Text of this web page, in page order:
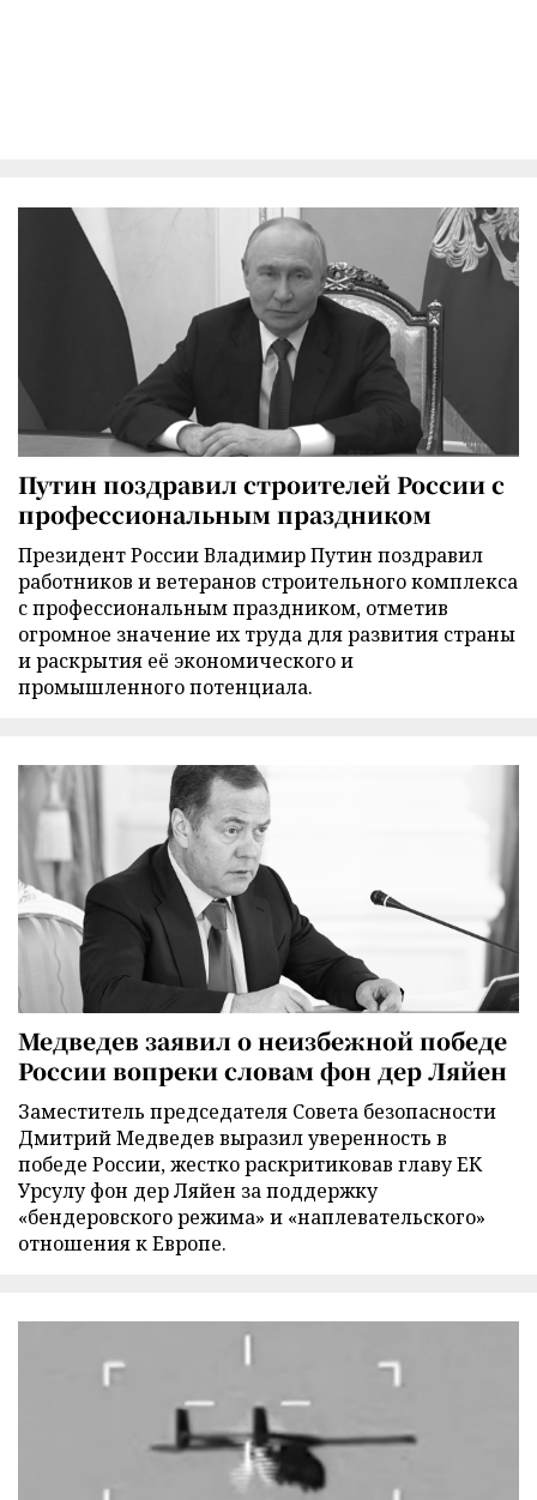
Путин поздравил строителей России с
профессиональным праздником
Президент России Владимир Путин поздравил
работников и ветеранов строительного комплекса
с профессиональным праздником, отметив
огромное значение их труда для развития страны
и раскрытия её экономического и
промышленного потенциала.
Медведев заявил о неизбежной победе
России вопреки словам фон дер Ляйен
Заместитель председателя Совета безопасности
Дмитрий Медведев выразил уверенность в
победе России, жестко раскритиковав главу ЕК
Урсулу фон дер Ляйен за поддержку
«бендеровского режима» и «наплевательского»
отношения к Европе.